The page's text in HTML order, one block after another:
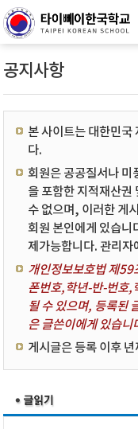
공지사항
본 사이트는 대한민국
다.
회원은 공공질서나 미
을 포함한 지적재산권
수 없으며, 이러한 게
회원 본인에게 있습니
제가능합니다. 관리자
개인정보보호법 제59
폰번호,학년-반-번호,
될 수 있으며, 등록된
은 글쓴이에게 있습니
게시글은 등록 이후